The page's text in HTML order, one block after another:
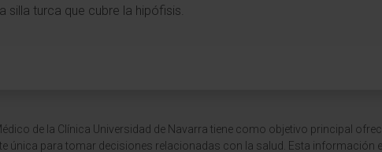
silla turca que cubre la hipófisis.
de la Clínica Universidad de Navarra tiene como objetivo principal
única para tomar decisiones relacionadas con la salud. Esta información